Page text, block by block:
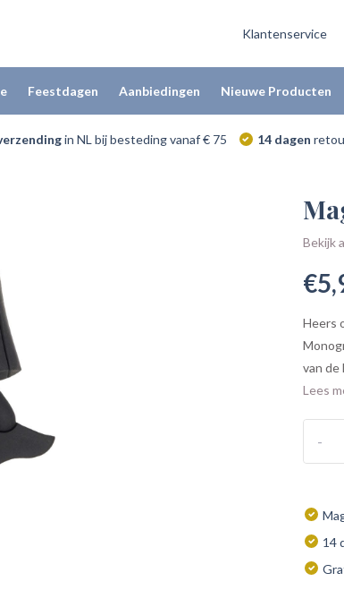
Klantenservice
Feestdagen Aanbiedingen Nieuwe Producten
in NL bij besteding vanaf € 75 14 dagen
Bekijk
Heers
van de
Lees
-
14